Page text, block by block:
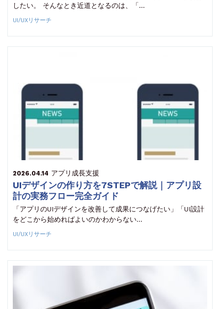
したい。 そんなとき近道となるのは、「…
UI/UXリサーチ
2026.04.14 アプリ成長支援
UIデザインの作り方を7STEPで解説｜アプリ設
計の実務フロー完全ガイド
「アプリのUIデザインを改善して成果につなげたい」「UI設計
をどこから始めればよいのかわからない…
UI/UXリサーチ